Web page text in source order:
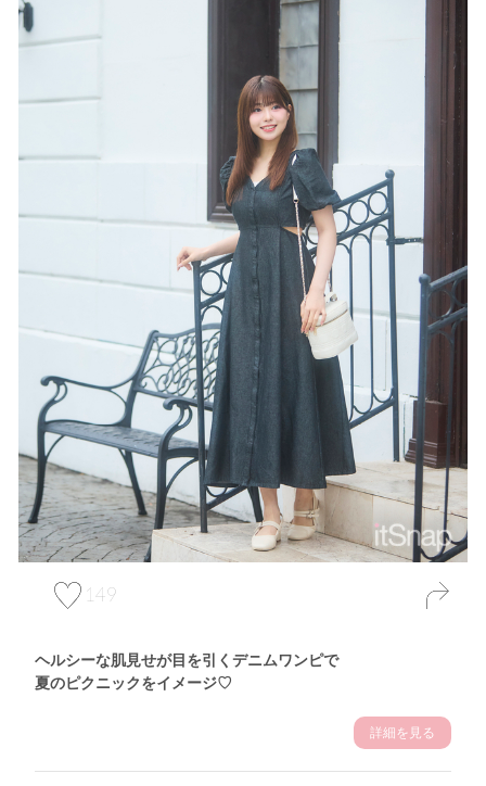
149
ヘルシーな肌見せが目を引くデニムワンピで
夏のピクニックをイメージ♡
詳細を見る